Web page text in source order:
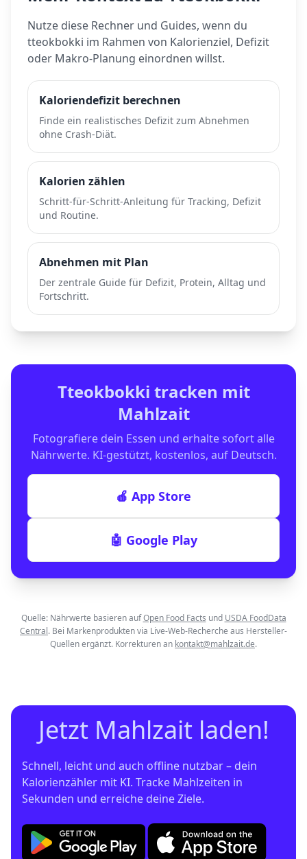
Nutze diese Rechner und Guides, wenn du
tteokbokki im Rahmen von Kalorienziel, Defizit
oder Makro-Planung einordnen willst.
Kaloriendefizit berechnen
Finde ein realistisches Defizit zum Abnehmen
ohne Crash-Diät.
Kalorien zählen
Schritt-für-Schritt-Anleitung für Tracking, Defizit
und Routine.
Abnehmen mit Plan
Der zentrale Guide für Defizit, Protein, Alltag und
Fortschritt.
Tteokbokki tracken mit
Mahlzait
Fotografiere dein Essen und erhalte sofort alle
Nährwerte. KI-gestützt, kostenlos, auf Deutsch.
🍎 App Store
🤖 Google Play
Quelle: Nährwerte basieren auf Open Food Facts und USDA FoodData
Central. Bei Markenprodukten via Live-Web-Recherche aus Hersteller-
Quellen ergänzt. Korrekturen an kontakt@mahlzait.de.
Jetzt Mahlzait laden!
Schnell, leicht und auch offline nutzbar – dein
Kalorienzähler mit KI. Tracke Mahlzeiten in
Sekunden und erreiche deine Ziele.